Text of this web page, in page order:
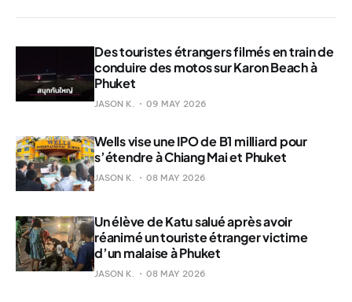
Des touristes étrangers filmés en train de
conduire des motos sur Karon Beach à
Phuket
JASON K. 09 MAY 2026
Wells vise une IPO de B1 milliard pour
s’étendre à Chiang Mai et Phuket
JASON K. 08 MAY 2026
Un élève de Katu salué après avoir
réanimé un touriste étranger victime
d’un malaise à Phuket
JASON K. 08 MAY 2026